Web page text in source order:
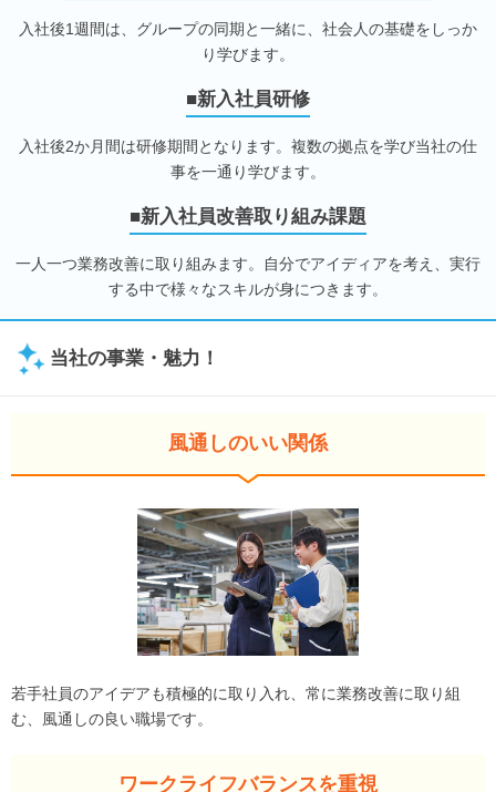
入社後1週間は、グループの同期と一緒に、社会人の基礎をしっか
り学びます。
■新入社員研修
入社後2か月間は研修期間となります。複数の拠点を学び当社の仕
事を一通り学びます。
■新入社員改善取り組み課題
一人一つ業務改善に取り組みます。自分でアイディアを考え、実行
する中で様々なスキルが身につきます。
当社の事業・魅力！
風通しのいい関係
若手社員のアイデアも積極的に取り入れ、常に業務改善に取り組
む、風通しの良い職場です。
ワークライフバランスを重視